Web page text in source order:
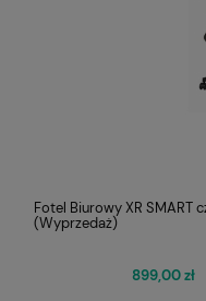
Fotel Biurowy XR SMART
(Wyprzedaż)
899,00 zł